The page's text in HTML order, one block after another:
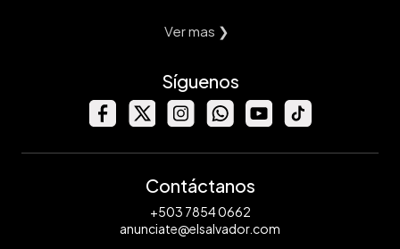
Ver mas ❯
Síguenos
Contáctanos
+503 7854 0662
anunciate@elsalvador.com